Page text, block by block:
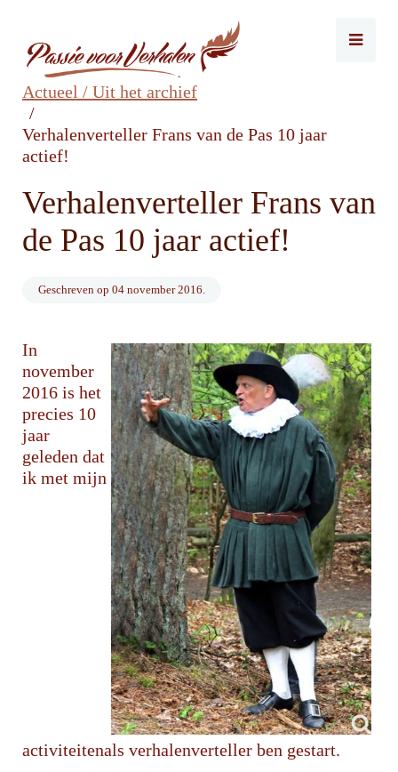
Actueel / Uit het archief
Verhalenverteller Frans van de Pas 10 jaar
actief!
Verhalenverteller Frans van
de Pas 10 jaar actief!
Geschreven op 04 november 2016.
In
november
2016 is het
precies 10
jaar
geleden dat
ik met mijn
activiteitenals verhalenverteller ben gestart.